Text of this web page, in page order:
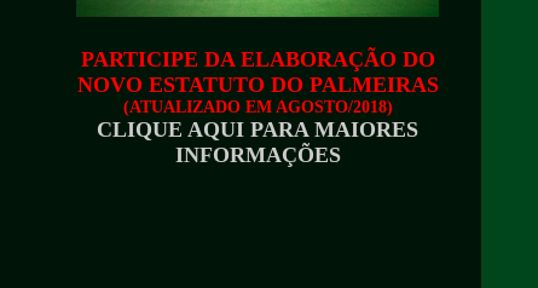
PARTICIPE DA ELABORAÇÃO DO
NOVO ESTATUTO DO PALMEIRAS
(ATUALIZADO EM AGOSTO/2018)
CLIQUE AQUI PARA MAIORES
INFORMAÇÕES